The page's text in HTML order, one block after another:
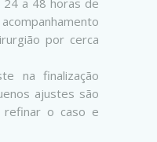
a 48 horas de
por cerca
na finalização
ajustes são
o caso e